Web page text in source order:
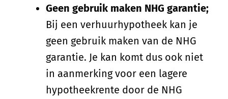
Geen gebruik maken NHG garantie;
Bij een verhuurhypotheek kan je
geen gebruik maken van de NHG
garantie. Je kan komt dus ook niet
in aanmerking voor een lagere
hypotheekrente door de NHG